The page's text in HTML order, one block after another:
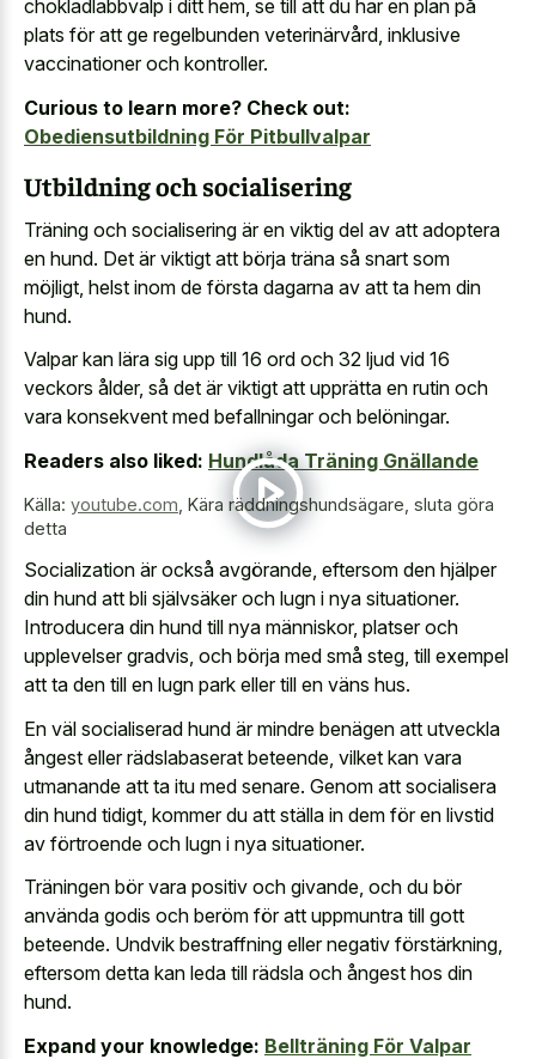
chokladlabbvalp i ditt hem, se till att du har en plan på
plats för att ge regelbunden veterinärvård, inklusive
vaccinationer och kontroller.
Curious to learn more? Check out:
Obediensutbildning För Pitbullvalpar
Utbildning och socialisering
Träning och socialisering är en viktig del av att adoptera
en hund. Det är viktigt att börja träna så snart som
möjligt, helst inom de första dagarna av att ta hem din
hund.
Valpar kan lära sig upp till 16 ord och 32 ljud vid 16
veckors ålder, så det är viktigt att upprätta en rutin och
vara konsekvent med befallningar och belöningar.
Readers also liked: Hundlåda Träning Gnällande
Källa: youtube.com Kära räddningshundsägare, sluta göra
detta
Socialization är också avgörande, eftersom den hjälper
din hund att bli självsäker och lugn i nya situationer.
Introducera din hund till nya människor, platser och
upplevelser gradvis, och börja med små steg, till exempel
att ta den till en lugn park eller till en väns hus.
En väl socialiserad hund är mindre benägen att utveckla
ångest eller rädslabaserat beteende, vilket kan vara
utmanande att ta itu med senare. Genom att socialisera
din hund tidigt, kommer du att ställa in dem för en livstid
av förtroende och lugn i nya situationer.
Träningen bör vara positiv och givande, och du bör
använda godis och beröm för att uppmuntra till gott
beteende. Undvik bestraffning eller negativ förstärkning,
eftersom detta kan leda till rädsla och ångest hos din
hund.
Expand your knowledge: Bellträning För Valpar